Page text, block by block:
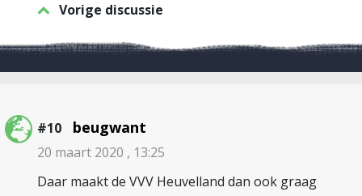
Vorige discussie
#10 beugwant
20 maart 2020 , 13:25
Daar maakt de VVV Heuvelland dan ook graag